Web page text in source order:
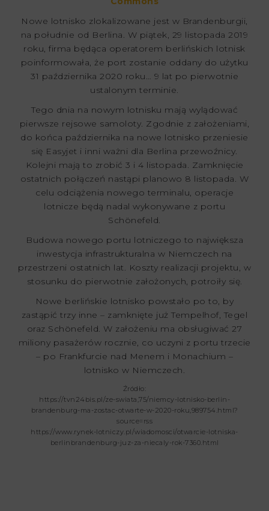
Nowe lotnisko zlokalizowane jest w Brandenburgii,
na południe od Berlina. W piątek, 29 listopada 2019
roku, firma będąca operatorem berlińskich lotnisk
poinformowała, że port zostanie oddany do użytku
31 października 2020 roku… 9 lat po pierwotnie
ustalonym terminie.
Tego dnia na nowym lotnisku mają wylądować
pierwsze rejsowe samoloty. Zgodnie z założeniami,
do końca października na nowe lotnisko przeniesie
się Easyjet i inni ważni dla Berlina przewoźnicy.
Kolejni mają to zrobić 3 i 4 listopada. Zamknięcie
ostatnich połączeń nastąpi planowo 8 listopada. W
celu odciążenia nowego terminalu, operacje
lotnicze będą nadal wykonywane z portu
Schönefeld.
Budowa nowego portu lotniczego to największa
inwestycja infrastrukturalna w Niemczech na
przestrzeni ostatnich lat. Koszty realizacji projektu, w
stosunku do pierwotnie założonych, potroiły się.
Nowe berlińskie lotnisko powstało po to, by
zastąpić trzy inne – zamknięte już Tempelhof, Tegel
oraz Schönefeld. W założeniu ma obsługiwać 27
miliony pasażerów rocznie, co uczyni z portu trzecie
– po Frankfurcie nad Menem i Monachium –
lotnisko w Niemczech.
Źródło:
https://tvn24bis.pl/ze-swiata,75/niemcy-lotnisko-berlin-
brandenburg-ma-zostac-otwarte-w-2020-roku,989754.html?
source=rss
https://www.rynek-lotniczy.pl/wiadomosci/otwarcie-lotniska-
berlinbrandenburg-juz-za-niecaly-rok-7360.html